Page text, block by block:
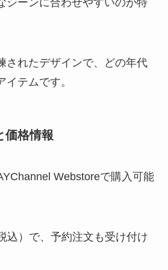
されたデザインで、どの年代
テムです。
価格情報
Webstoreで購入可能
込）で、予約注文も受け付け